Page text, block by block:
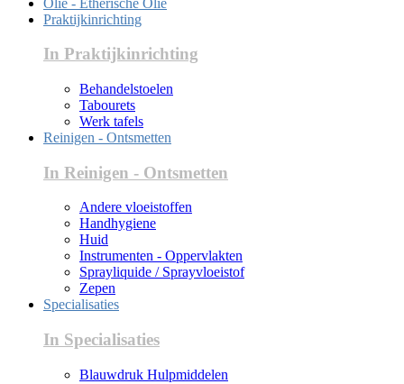
Praktijkinrichting
In Praktijkinrichting
Behandelstoelen
Tabourets
Werk tafels
Reinigen - Ontsmetten
In Reinigen - Ontsmetten
Andere vloeistoffen
Handhygiene
Huid
Instrumenten - Oppervlakten
Sprayliquide / Sprayvloeistof
Zepen
Specialisaties
In Specialisaties
Blauwdruk Hulpmiddelen